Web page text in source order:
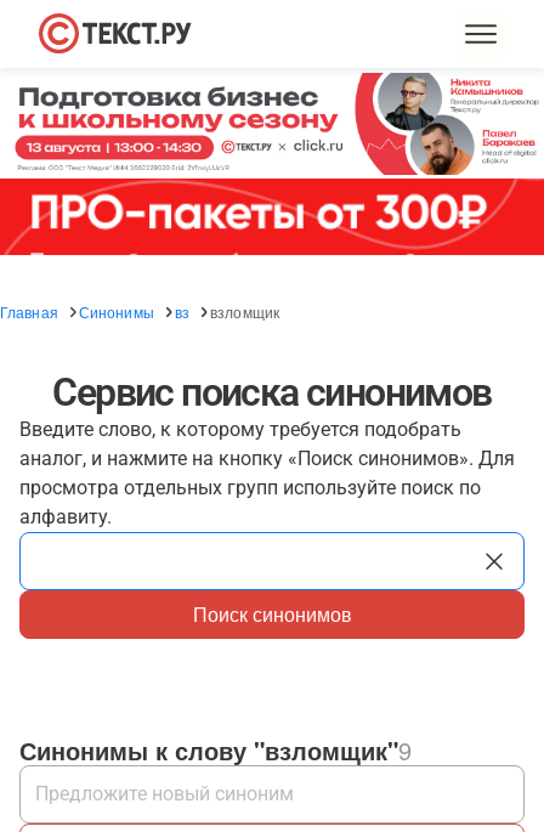
Главная Синонимы вз взломщик
Сервис поиска синонимов
Введите слово, к которому требуется подобрать
аналог, и нажмите на кнопку «Поиск синонимов». Для
просмотра отдельных групп используйте поиск по
алфавиту.
Поиск синонимов
Синонимы к слову "взломщик"9